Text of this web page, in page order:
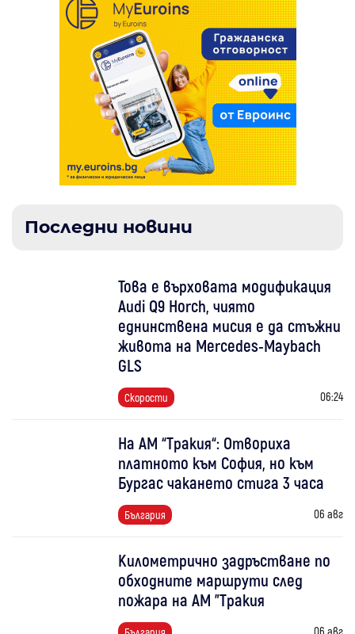
Последни новини
Това е върховата модификация
Audi Q9 Horch, чиято
еднинствена мисия е да стъжни
живота на Mercedes-Maybach
GLS
Скорости 06:24
На АМ “Тракия“: Отвориха
платното към София, но към
Бургас чакането стига 3 часа
България 06 авг
Километрично задръстване по
обходните маршрути след
пожара на АМ "Тракия
06 авг